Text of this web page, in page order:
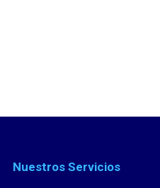
Nuestros Servicios